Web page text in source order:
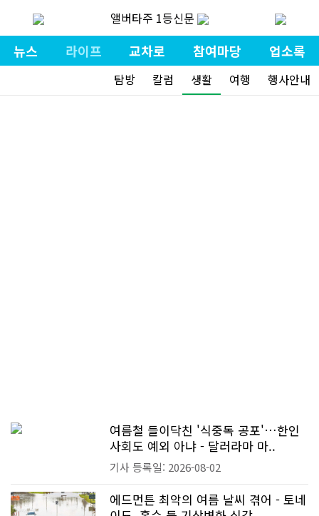
앨버타주 1등신문
뉴스 라이프 교차로 참여마당 업소록
탐방 칼럼 생활 여행 행사안내
여름철 들이닥친 '식중독 공포'…한인
사회도 예외 아냐 - 달러라마 마..
기사 등록일: 2026-08-02
에드먼튼 최악의 여름 날씨 겪어 - 토네